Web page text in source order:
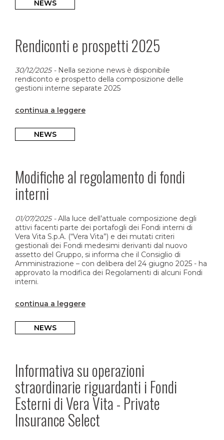
NEWS
Rendiconti e prospetti 2025
30/12/2025- Nella sezione news è disponibile
rendiconto e prospetto della composizione delle
gestioni interne separate 2025
continua a leggere
NEWS
Modifiche al regolamento di fondi
interni
01/07/2025-Alla luce dell’attuale composizione degli
attivi facenti parte dei portafogli dei Fondi interni di
Vera Vita S.p.A. (“Vera Vita”) e dei mutati criteri
gestionali dei Fondi medesimi derivanti dal nuovo
assetto del Gruppo, si informa che il Consiglio di
Amministrazione – con delibera del 24 giugno 2025 - ha
approvato la modifica dei Regolamenti di alcuni Fondi
interni.
continua a leggere
NEWS
Informativa su operazioni
straordinarie riguardanti i Fondi
Esterni di Vera Vita - Private
Insurance Select